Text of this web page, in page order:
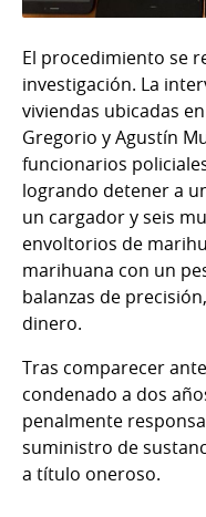
El procedimiento se
investigación. La
viviendas ubicadas
Gregorio y Agustín
funcionarios
logrando detener a
un cargador y seis
envoltorios de
marihuana con un
balanzas de
dinero.
Tras comparecer
condenado a dos
penalmente
suministro de
a título oneroso.